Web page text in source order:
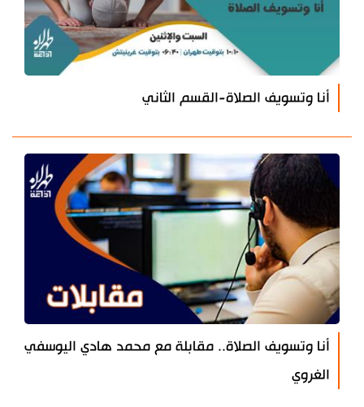
أنا وتسويف الصلاة-القسم الثاني
أنا وتسويف الصلاة.. مقابلة مع محمد هادي اليوسفي
الغروي